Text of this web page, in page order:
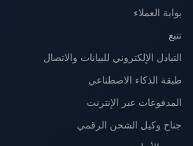
بوابة العملاء
تتبع
التبادل الإلكتروني للبيانات والاتصال
طبقة الذكاء الاصطناعي
المدفوعات عبر الإنترنت
جناح وكيل الشحن الرقمي